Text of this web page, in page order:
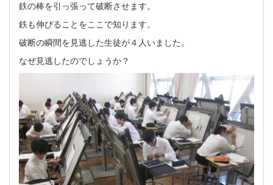
鉄の棒を引っ張って破断させます。
鉄も伸びることをここで知ります。
破断の瞬間を見逃した生徒が４人いました。
なぜ見逃したのでしょうか？